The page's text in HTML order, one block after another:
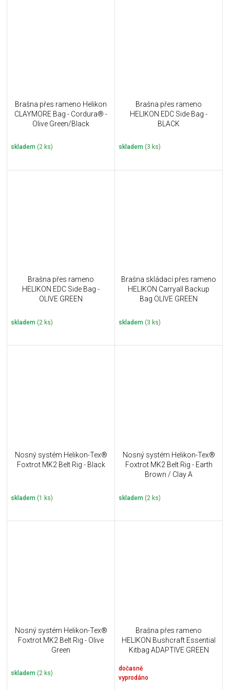
Brašna přes rameno Helikon
CLAYMORE Bag - Cordura® -
Olive Green/Black
skladem (2 ks)
Brašna přes rameno
HELIKON EDC Side Bag -
BLACK
skladem (3 ks)
Brašna přes rameno
HELIKON EDC Side Bag -
OLIVE GREEN
skladem (2 ks)
Brašna skládací přes rameno
HELIKON Carryall Backup
Bag OLIVE GREEN
skladem (3 ks)
Nosný systém Helikon-Tex®
Foxtrot MK2 Belt Rig - Black
skladem (1 ks)
Nosný systém Helikon-Tex®
Foxtrot MK2 Belt Rig - Earth
Brown / Clay A
skladem (2 ks)
Nosný systém Helikon-Tex®
Foxtrot MK2 Belt Rig - Olive
Green
skladem (2 ks)
Brašna přes rameno
HELIKON Bushcraft Essential
Kitbag ADAPTIVE GREEN
dočasně
vyprodáno